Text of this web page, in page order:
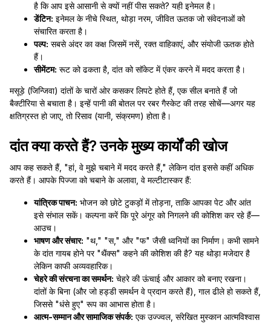
है कि आप इसे आसानी से क्यों नहीं पीस सकते? यही इनेमल है।
डेंटिन: इनेमल के नीचे स्थित, थोड़ा नरम, जीवित ऊतक जो संवेदनाओं को
संचारित करता है।
पल्प: सबसे अंदर का कक्ष जिसमें नसें, रक्त वाहिकाएं, और संयोजी ऊतक होते
हैं।
सीमेंटम: रूट को ढकता है, दांत को सॉकेट में एंकर करने में मदद करता है।
मसूड़े (जिन्जिवा) दांतों के चारों ओर कसकर लिपटे होते हैं, एक सील बनाते हैं जो
बैक्टीरिया से बचाता है। इन्हें पानी की बोतल पर रबर गैस्केट की तरह सोचें—अगर यह
क्षतिग्रस्त हो जाए, तो रिसाव (यानी, संक्रमण) होता है।
दांत क्या करते हैं? उनके मुख्य कार्यों की खोज
आप कह सकते हैं, "हां, वे मुझे चबाने में मदद करते हैं," लेकिन दांत इससे कहीं अधिक
करते हैं। आपके पिज्जा को चबाने के अलावा, वे मल्टीटास्कर हैं:
यांत्रिक पाचन: भोजन को छोटे टुकड़ों में तोड़ना, ताकि आपका पेट और आंत
इसे संभाल सकें। कल्पना करें कि पूरे अंगूर को निगलने की कोशिश कर रहे हैं—
आउच।
भाषण और संचार: "थ," "स," और "फ" जैसी ध्वनियों का निर्माण। कभी सामने
के दांत गायब होने पर "थैंक्स" कहने की कोशिश की है? यह थोड़ा मजेदार है
लेकिन काफी अव्यवहारिक।
चेहरे की संरचना का समर्थन: चेहरे की ऊंचाई और आकार को बनाए रखना।
दांतों के बिना (और जो हड्डी समर्थन वे प्रदान करते हैं), गाल ढीले हो सकते हैं,
जिससे "धंसे हुए" रूप का आभास होता है।
आत्म-सम्मान और सामाजिक संपर्क: एक उज्ज्वल, संरेखित मुस्कान आत्मविश्वास